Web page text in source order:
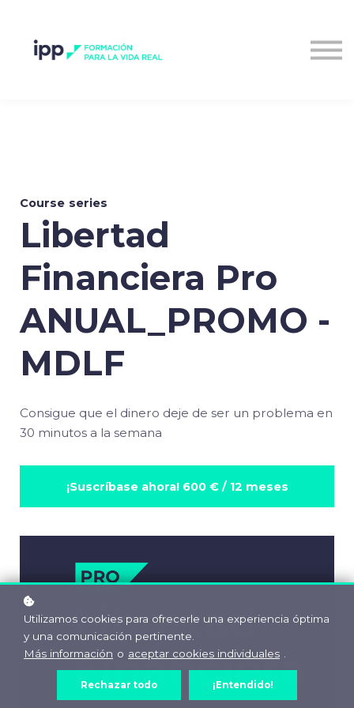
Course series
Libertad
Financiera Pro
ANUAL_PROMO -
MDLF
Consigue que el dinero deje de ser un problema en
30 minutos a la semana
¡Suscríbase ahora! 600 € / 12 meses
Utilizamos cookies para ofrecerle una experiencia óptima
y una comunicación pertinente.
Más información o aceptar cookies individuales
Rechazar todo ¡Entendido!